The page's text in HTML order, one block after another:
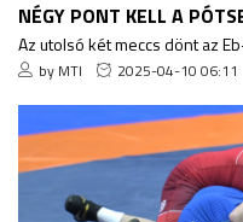
NÉGY PONT KELL A
Az utolsó két meccs dönt az
by MTI 2025-04-10 06:11